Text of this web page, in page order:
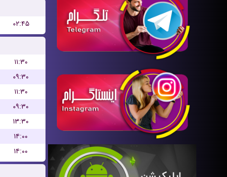
۰۲:۴۵
۱۱:۳۰
۰۹:۳۰
۱۱:۳۰
۰۹:۳۰
۱۳:۳۰
۱۴:۰۰
۱۴:۰۰